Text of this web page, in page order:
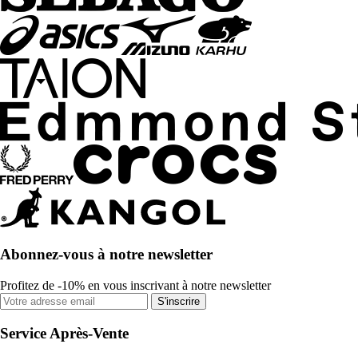
Abonnez-vous à notre newsletter
Profitez de -10% en vous inscrivant à notre newsletter
S'inscrire
Service Après-Vente